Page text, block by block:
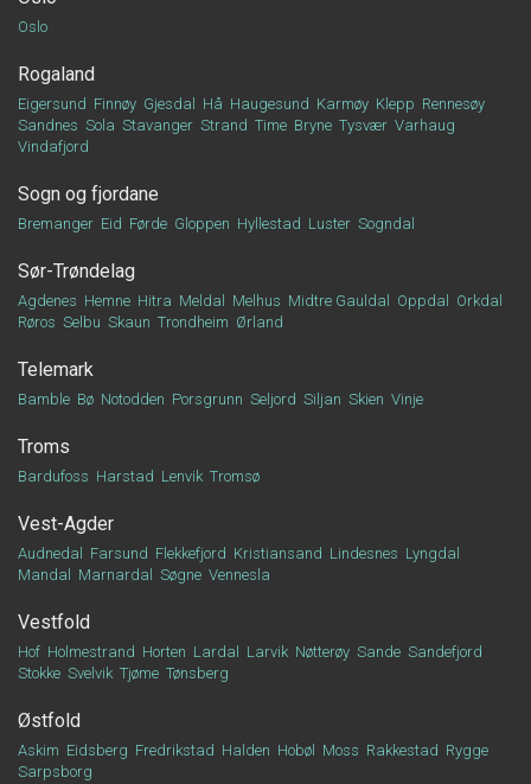
Oslo
Rogaland
Eigersund Finnøy Gjesdal Hå Haugesund Karmøy Klepp Rennesøy
Sandnes Sola Stavanger Strand Time Bryne Tysvær Varhaug
Vindafjord
Sogn og fjordane
Bremanger Eid Førde Gloppen Hyllestad Luster Sogndal
Sør-Trøndelag
Agdenes Hemne Hitra Meldal Melhus Midtre Gauldal Oppdal
Orkdal
Røros Selbu Skaun Trondheim Ørland
Telemark
Bamble Bø Notodden Porsgrunn Seljord Siljan Skien Vinje
Troms
Bardufoss Harstad Lenvik Tromsø
Vest-Agder
Audnedal Farsund Flekkefjord Kristiansand Lindesnes Lyngdal
Mandal
Marnardal Søgne Vennesla
Vestfold
Hof Holmestrand Horten Lardal Larvik Nøtterøy Sande Sandefjord
Stokke Svelvik Tjøme Tønsberg
Østfold
Askim Eidsberg Fredrikstad Halden Hobøl Moss Rakkestad Rygge
Sarpsborg